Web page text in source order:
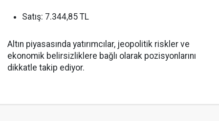
Satış: 7.344,85 TL
Altın piyasasında yatırımcılar, jeopolitik riskler ve
ekonomik belirsizliklere bağlı olarak pozisyonlarını
dikkatle takip ediyor.